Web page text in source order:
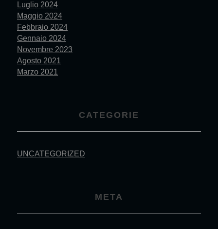
Luglio 2024
Maggio 2024
Febbraio 2024
Gennaio 2024
Novembre 2023
Agosto 2021
Marzo 2021
CATEGORIE
UNCATEGORIZED
META